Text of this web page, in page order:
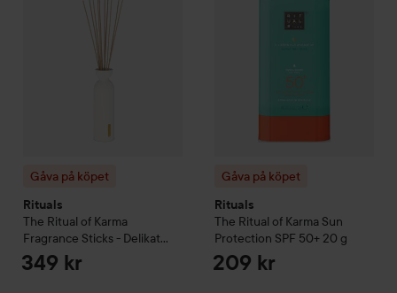
Gåva på köpet
Rituals
The Ritual of Karma
Fragrance Sticks - Delikat
Sött - Lotusblomma & Vitt Te
250 ml
349 kr
Gåva på köpet
Rituals
The Ritual of Karma Sun
Protection SPF 50+ 20 g
209 kr